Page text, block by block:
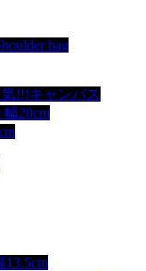
bag
!!!キャンバス
幅20cm
13.5cm